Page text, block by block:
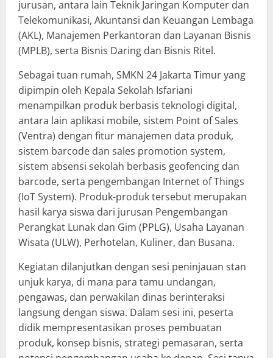
jurusan, antara lain Teknik Jaringan Komputer dan
Telekomunikasi, Akuntansi dan Keuangan Lembaga
(AKL), Manajemen Perkantoran dan Layanan Bisnis
(MPLB), serta Bisnis Daring dan Bisnis Ritel.
Sebagai tuan rumah, SMKN 24 Jakarta Timur yang
dipimpin oleh Kepala Sekolah Isfariani
menampilkan produk berbasis teknologi digital,
antara lain aplikasi mobile, sistem Point of Sales
(Ventra) dengan fitur manajemen data produk,
sistem barcode dan sales promotion system,
sistem absensi sekolah berbasis geofencing dan
barcode, serta pengembangan Internet of Things
(IoT System). Produk-produk tersebut merupakan
hasil karya siswa dari jurusan Pengembangan
Perangkat Lunak dan Gim (PPLG), Usaha Layanan
Wisata (ULW), Perhotelan, Kuliner, dan Busana.
Kegiatan dilanjutkan dengan sesi peninjauan stan
unjuk karya, di mana para tamu undangan,
pengawas, dan perwakilan dinas berinteraksi
langsung dengan siswa. Dalam sesi ini, peserta
didik mempresentasikan proses pembuatan
produk, konsep bisnis, strategi pemasaran, serta